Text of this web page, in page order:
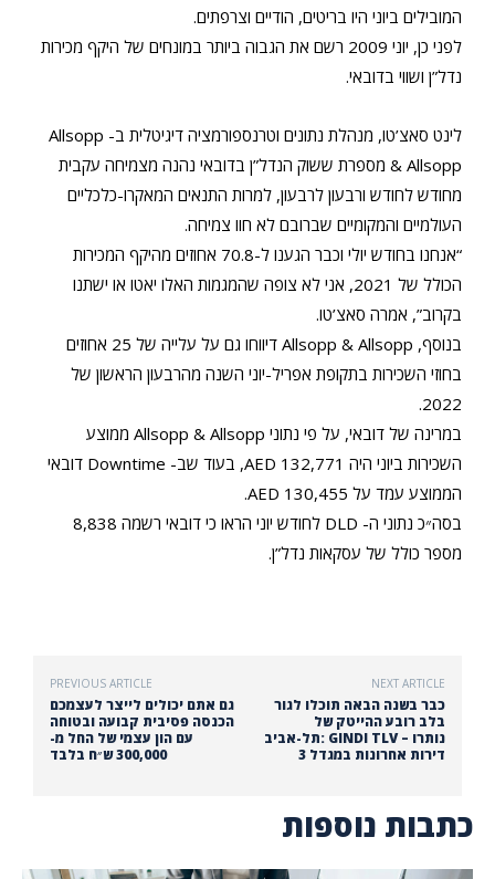
המובילים ביוני היו בריטים, הודיים וצרפתים.
לפני כן, יוני 2009 רשם את הגבוה ביותר במונחים של היקף מכירות
נדל”ן ושווי בדובאי.
לינט סאצ’טו, מנהלת נתונים וטרנספורמציה דיגיטלית ב- Allsopp
& Allsopp מספרת ששוק הנדל”ן בדובאי נהנה מצמיחה עקבית
מחודש לחודש ורבעון לרבעון, למרות התנאים המאקרו-כלכליים
העולמיים והמקומיים שברובם לא חוו צמיחה.
“אנחנו בחודש יולי וכבר הגענו ל-70.8 אחוזים מהיקף המכירות
הכולל של 2021, אני לא צופה שהמגמות האלו יאטו או ישתנו
בקרוב”, אמרה סאצ’טו.
בנוסף, Allsopp & Allsopp דיווחו גם על עלייה של 25 אחוזים
בחוזי השכירות בתקופת אפריל-יוני השנה מהרבעון הראשון של
2022.
במרינה של דובאי, על פי נתוני Allsopp & Allsopp ממוצע
השכירות ביוני היה 132,771 AED, בעוד שב- Downtime דובאי
הממוצע עמד על 130,455 AED.
בסה״כ נתוני ה- DLD לחודש יוני הראו כי דובאי רשמה 8,838
מספר כולל של עסקאות נדל”ן.
PREVIOUS ARTICLE
גם אתם יכולים לייצר לעצמכם
הכנסה פסיבית קבועה ובטוחה
עם הון עצמי של החל מ-
300,000 ש״ח בלבד
NEXT ARTICLE
כבר בשנה הבאה תוכלו לגור
בלב רובע ההייטק של
תל-אביב: GINDI TLV – נותרו
דירות אחרונות במגדל 3
כתבות נוספות